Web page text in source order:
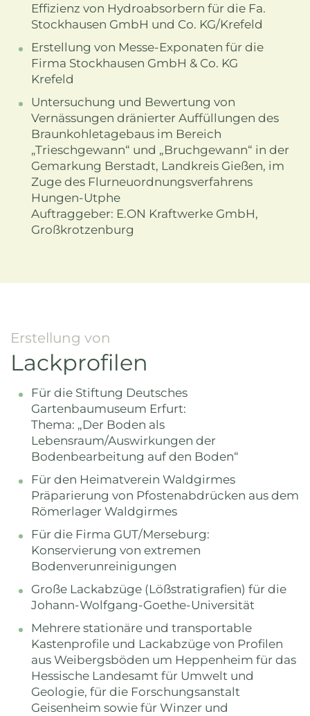
Effizienz von Hydroabsorbern für die Fa.
Stockhausen GmbH und Co. KG/Krefeld
Erstellung von Messe-Exponaten für die
Firma Stockhausen GmbH & Co. KG
Krefeld
Untersuchung und Bewertung von
Vernässungen dränierter Auffüllungen des
Braunkohletagebaus im Bereich
„Trieschgewann“ und „Bruchgewann“ in der
Gemarkung Berstadt, Landkreis Gießen, im
Zuge des Flurneuordnungsverfahrens
Hungen-Utphe
Auftraggeber: E.ON Kraftwerke GmbH,
Großkrotzenburg
Erstellung von
Lackprofilen
Für die Stiftung Deutsches
Gartenbaumuseum Erfurt:
Thema: „Der Boden als
Lebensraum/Auswirkungen der
Bodenbearbeitung auf den Boden“
Für den Heimatverein Waldgirmes
Präparierung von Pfostenabdrücken aus dem
Römerlager Waldgirmes
Für die Firma GUT/Merseburg:
Konservierung von extremen
Bodenverunreinigungen
Große Lackabzüge (Lößstratigrafien) für die
Johann-Wolfgang-Goethe-Universität
Mehrere stationäre und transportable
Kastenprofile und Lackabzüge von Profilen
aus Weibergsböden um Heppenheim für das
Hessische Landesamt für Umwelt und
Geologie, für die Forschungsanstalt
Geisenheim sowie für Winzer und